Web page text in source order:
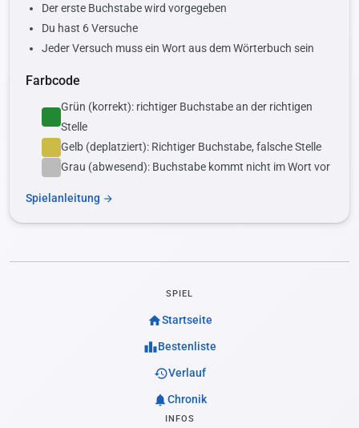
Der erste Buchstabe wird vorgegeben
Du hast 6 Versuche
Jeder Versuch muss ein Wort aus dem Wörterbuch sein
Farbcode
Grün (korrekt): richtiger Buchstabe an der richtigen
Stelle
Gelb (deplatziert): Richtiger Buchstabe, falsche Stelle
Grau (abwesend): Buchstabe kommt nicht im Wort vor
Spielanleitung arrow_forward
SPIEL
homeStartseite
leaderboardBestenliste
historyVerlauf
notificationsChronik
INFOS